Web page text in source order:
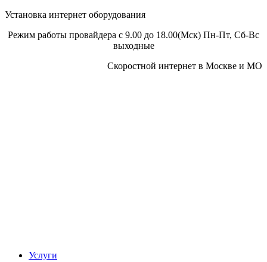
Установка интернет оборудования
Режим работы провайдера с 9.00 до 18.00(Мск) Пн-Пт, Сб-Вс
выходные
Скоростной интернет в Москве и МО
Услуги